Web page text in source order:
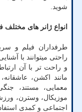
شوید.
انواع ژانر های مختلف
طرفداران فیلم و
راحتی میتوانند با
و راحت تر با آن
مانند اکشن،
معمایی، مستند،
موزیکال، وسترن،
اجتماعی و کمدی